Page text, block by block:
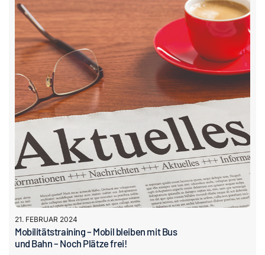
21. FEBRUAR 2024
Mobilitätstraining – Mobil bleiben mit Bus
und Bahn – Noch Plätze frei!